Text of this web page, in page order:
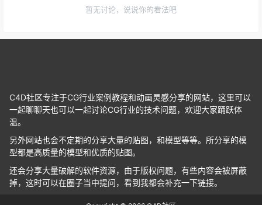
暂无讨论，说说你的看法吧
C4D社区专注于CG行业案例教程和动画灵感分享的网站，这里可以
一起聊聊天也可以一起讨论CG行业的技术问题，欢迎大家踊跃体
温。
另外网站也会不定期的分享大量的贴图，和模型等等。所分享的模
型都是高质量的模型和优质的贴图。
还会分享大量破解的软件资源，由于版权问题，有些内容会被屏蔽
掉，这时可以在圈子当中提问，看到我都会补充一下链接。